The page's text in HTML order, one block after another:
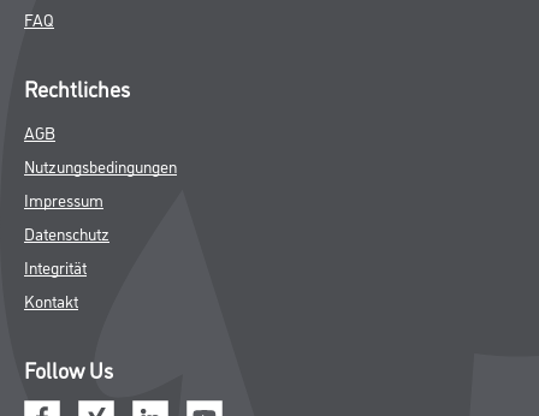
FAQ
Rechtliches
AGB
Nutzungsbedingungen
Impressum
Datenschutz
Integrität
Kontakt
Follow Us